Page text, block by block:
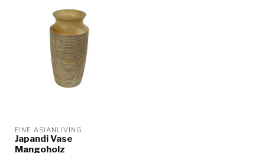
FINE ASIANLIVING
Japandi Vase
Mangoholz